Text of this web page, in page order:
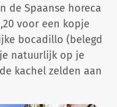
de Spaanse horeca
voor een kopje
bocadillo (belegd
natuurlijk op je
kachel zelden aan